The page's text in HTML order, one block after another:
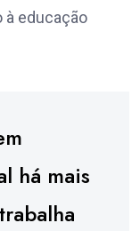
à educação
há mais